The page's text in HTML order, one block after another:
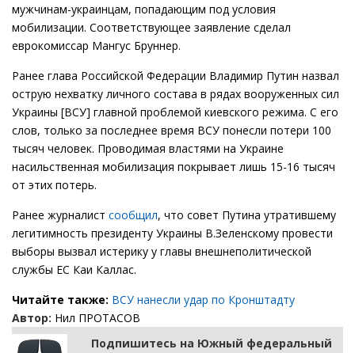
мужчинам-украинцам, попадающим под условия
мобилизации. Соответствующее заявление сделал
еврокомиссар Мангус Бруннер.
Ранее глава Российской Федерации Владимир Путин назвал
острую нехватку личного состава в рядах вооруженных сил
Украины [ВСУ] главной проблемой киевского режима. С его
слов, только за последнее время ВСУ понесли потери 100
тысяч человек. Проводимая властями на Украине
насильственная мобилизация покрывает лишь 15-16 тысяч
от этих потерь.
Ранее журналист сообщил, что совет Путина утратившему
легитимность президенту Украины В.Зеленскому провести
выборы вызвал истерику у главы внешнеполитической
службы ЕС Каи Каллас.
Читайте также: ВСУ нанесли удар по Кронштадту
Автор: Нил ПРОТАСОВ
Подпишитесь на Южный федеральный